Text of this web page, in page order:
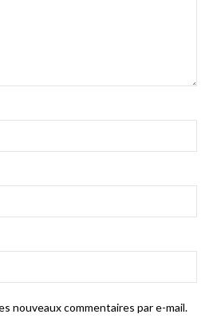
nouveaux commentaires par e-mail.